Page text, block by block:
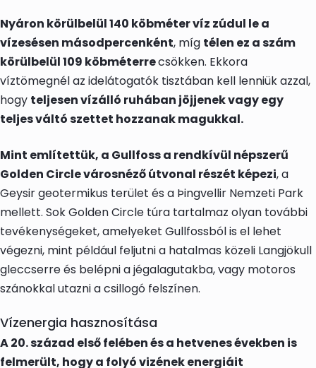
Nyáron körülbelül 140 köbméter víz zúdul le a
vízesésen másodpercenként, míg télen ez a szám
körülbelül 109 köbméterrecsökken. Ekkora
víztömegnél az idelátogatók tisztában kell lenniük azzal,
hogy teljesen vízálló ruhában jöjjenek vagy egy
teljes váltó szettet hozzanak magukkal.
Mint említettük, a Gullfoss a rendkívül népszerű
Golden Circle városnéző útvonal részét képezi, a
Geysir geotermikus terület és a Þingvellir Nemzeti Park
mellett. Sok Golden Circle túra tartalmaz olyan további
tevékenységeket, amelyeket Gullfossból is el lehet
végezni, mint például feljutni a hatalmas közeli Langjökull
gleccserre és belépni a jégalagutakba, vagy motoros
szánokkal utazni a csillogó felszínen.
Vízenergia hasznosítása
A 20. század első felében és a hetvenes években is
felmerült, hogy a folyó vizének energiáit